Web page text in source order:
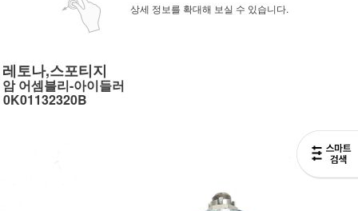
상세 정보를 확대해 보실 수 있습니다.
레토나,스포티지
암 어셈블리-아이들러
0K01132320B